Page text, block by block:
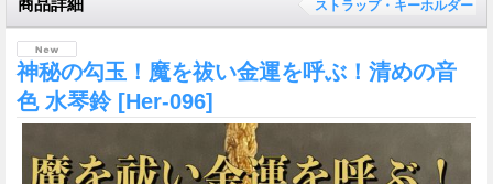
ストラップ・キーホルダー
神秘の勾玉！魔を祓い金運を呼ぶ！清めの音
色 水琴鈴 [Her-096]